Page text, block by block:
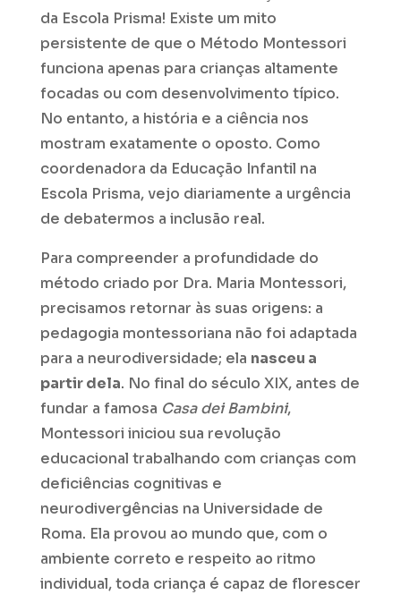
da Escola Prisma! Existe um mito
persistente de que o Método Montessori
funciona apenas para crianças altamente
focadas ou com desenvolvimento típico.
No entanto, a história e a ciência nos
mostram exatamente o oposto. Como
coordenadora da Educação Infantil na
Escola Prisma, vejo diariamente a urgência
de debatermos a inclusão real.
Para compreender a profundidade do
método criado por Dra. Maria Montessori,
precisamos retornar às suas origens: a
pedagogia montessoriana não foi adaptada
para a neurodiversidade; ela nasceu a
partir dela. No final do século XIX, antes de
fundar a famosa Casa dei Bambini,
Montessori iniciou sua revolução
educacional trabalhando com crianças com
deficiências cognitivas e
neurodivergências na Universidade de
Roma. Ela provou ao mundo que, com o
ambiente correto e respeito ao ritmo
individual, toda criança é capaz de florescer